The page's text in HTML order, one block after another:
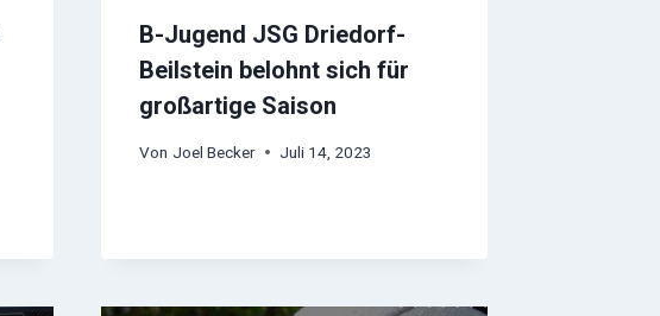
B-Jugend JSG Driedorf-
Beilstein belohnt sich für
großartige Saison
Von Joel Becker Juli 14, 2023